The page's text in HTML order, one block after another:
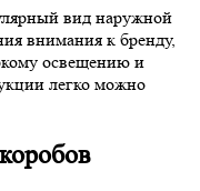
вид наружной
внимания к бренду,
освещению и
легко можно